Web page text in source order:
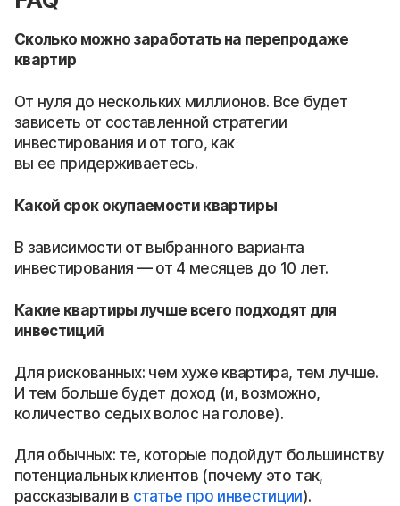
Сколько можно заработать на перепродаже
квартир
От нуля до нескольких миллионов. Все будет
зависеть от составленной стратегии
инвестирования и от того, как
вы ее придерживаетесь.
Какой срок окупаемости квартиры
В зависимости от выбранного варианта
инвестирования — от 4 месяцев до 10 лет.
Какие квартиры лучше всего подходят для
инвестиций
Для рискованных: чем хуже квартира, тем лучше.
И тем больше будет доход (и, возможно,
количество седых волос на голове).
Для обычных: те, которые подойдут большинству
потенциальных клиентов (почему это так,
рассказывали в статье про инвестиции).